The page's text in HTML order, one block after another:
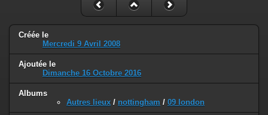
Créée le
Mercredi 9 Avril 2008
Ajoutée le
Dimanche 16 Octobre 2016
Albums
Autres lieux / nottingham / 09 london